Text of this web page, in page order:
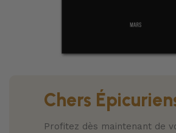
Chers
Profitez dès maintenant de